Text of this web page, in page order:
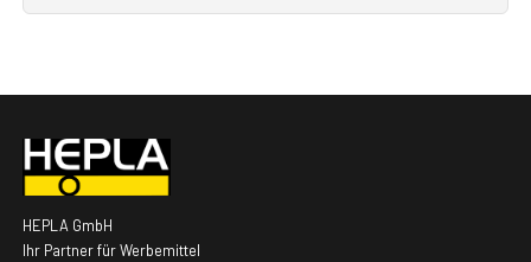
HEPLA GmbH
Ihr Partner für Werbemittel